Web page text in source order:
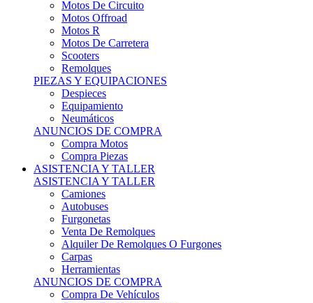
Motos R
Motos De Carretera
Scooters
Remolques
PIEZAS Y EQUIPACIONES
Despieces
Equipamiento
Neumáticos
ANUNCIOS DE COMPRA
Compra Motos
Compra Piezas
ASISTENCIA Y TALLER
ASISTENCIA Y TALLER
Camiones
Autobuses
Furgonetas
Venta De Remolques
Alquiler De Remolques O Furgones
Carpas
Herramientas
ANUNCIOS DE COMPRA
Compra De Vehículos
Compra De Herramientas